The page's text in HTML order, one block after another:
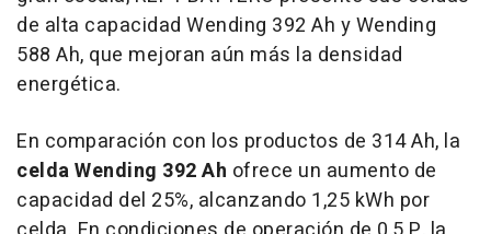
de alta capacidad Wending 392 Ah y Wending
588 Ah, que mejoran aún más la densidad
energética.
En comparación con los productos de 314 Ah, la
celda Wending 392 Ah ofrece un aumento de
capacidad del 25%, alcanzando 1,25 kWh por